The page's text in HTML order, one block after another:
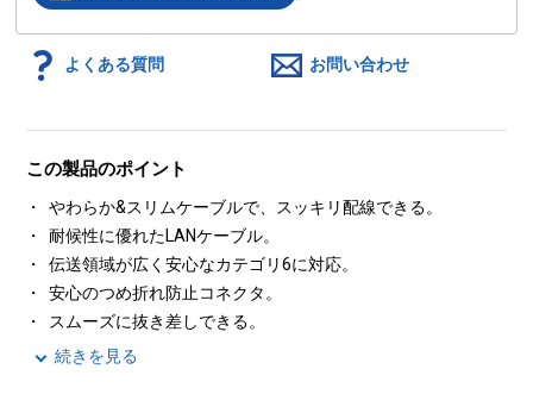
よくある質問 お問い合わせ
この製品のポイント
やわらか&スリムケーブルで、スッキリ配線できる。
耐候性に優れたLANケーブル。
伝送領域が広く安心なカテゴリ6に対応。
安心のつめ折れ防止コネクタ。
スムーズに抜き差しできる。
続きを見る